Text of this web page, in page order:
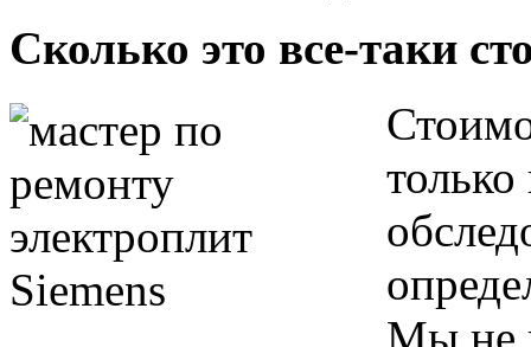
Сколько это все-таки
только